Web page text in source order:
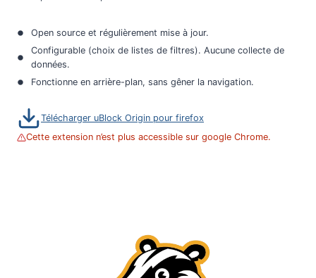
Open source et régulièrement mise à jour.
Configurable (choix de listes de filtres). Aucune collecte de
données.
Fonctionne en arrière-plan, sans gêner la navigation.
Télécharger uBlock Origin pour firefox
Cette extension n’est plus accessible sur google Chrome.